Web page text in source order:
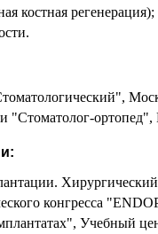
костная регенерация);
"Стоматолог-
конгресса
Учебный